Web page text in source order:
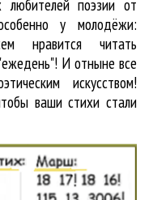
поэзии от
у молодёжи:
нравится читать
И отныне все
искусством!
ваши стихи стали